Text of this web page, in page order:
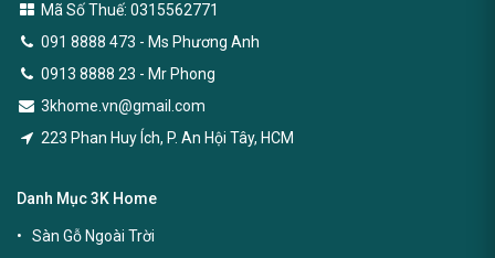
Mã Số Thuế: 0315562771
091 8888 473 - Ms Phương Anh
0913 8888 23 - Mr Phong
3khome.vn@gmail.com
223 Phan Huy Ích, P. An Hội Tây, HCM
Danh Mục 3K Home
Sàn Gỗ Ngoài Trời